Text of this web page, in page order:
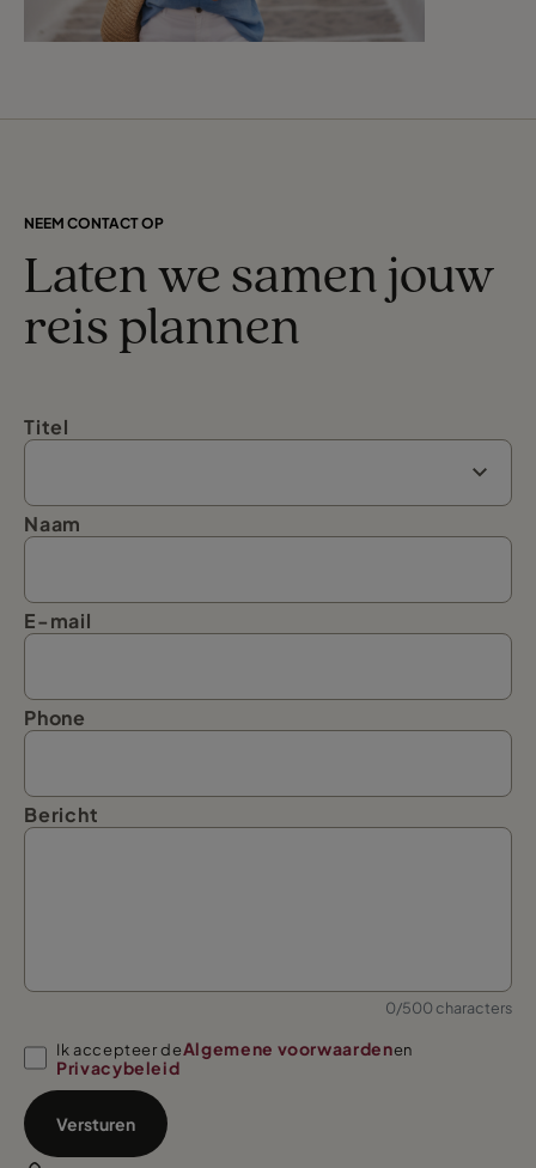
NEEM CONTACT OP
Laten we samen jouw
reis plannen
Titel
Naam
E-mail
Phone
Bericht
0/500 characters
Ik accepteer deAlgemene voorwaardenen
Privacybeleid
Versturen